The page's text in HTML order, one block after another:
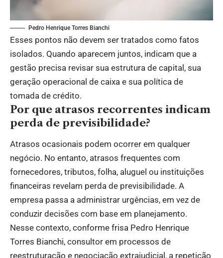
Pedro Henrique Torres Bianchi
Esses pontos não devem ser tratados como fatos
isolados. Quando aparecem juntos, indicam que a
gestão precisa revisar sua estrutura de capital, sua
geração operacional de caixa e sua política de
tomada de crédito.
Por que atrasos recorrentes indicam
perda de previsibilidade?
Atrasos ocasionais podem ocorrer em qualquer
negócio. No entanto, atrasos frequentes com
fornecedores, tributos, folha, aluguel ou instituições
financeiras revelam perda de previsibilidade. A
empresa passa a administrar urgências, em vez de
conduzir decisões com base em planejamento.
Nesse contexto, conforme frisa Pedro Henrique
Torres Bianchi, consultor em processos de
reestruturação e negociação extrajudicial, a repetição